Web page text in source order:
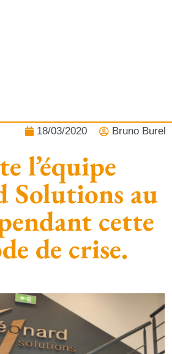
de crise.
18/03/2020 Bruno Burel
l’équipe
Solutions au
cette
de crise.